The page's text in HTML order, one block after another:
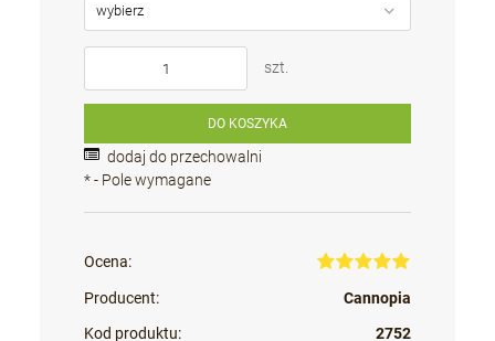
szt.
DO KOSZYKA
dodaj do przechowalni
*- Pole wymagane
Ocena:
Producent:
Cannopia
Kod produktu:
2752